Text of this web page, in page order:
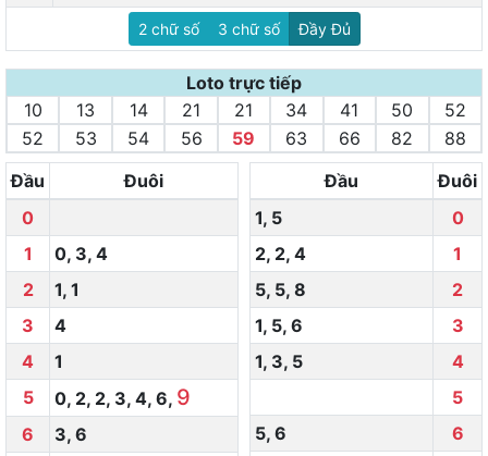
2 chữ số 3 chữ số Đầy Đủ
Loto trực tiếp
10
13 14 21 21 34 41 50
52
52
53 54 56 59 63 66 82
88
Đầu
Đuôi
0
1
0, 3, 4
2
1, 1
3
4
4
1
5
0, 2, 2, 3, 4, 6, 9
6 3, 6
Đầu
Đuôi
1, 5
0
2, 2, 4
1
5, 5, 8
2
1, 5, 6
3
1, 3, 5
4
5
5, 6
6